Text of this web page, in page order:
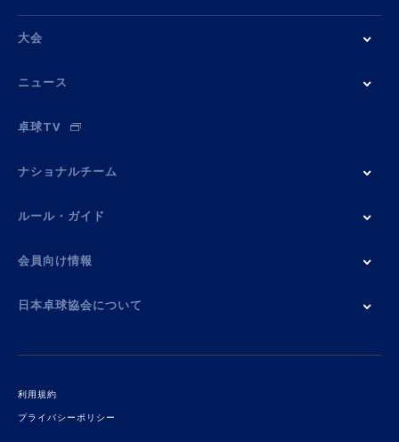
大会
ニュース
卓球TV
ナショナルチーム
ルール・ガイド
会員向け情報
日本卓球協会について
利用規約
プライバシーポリシー